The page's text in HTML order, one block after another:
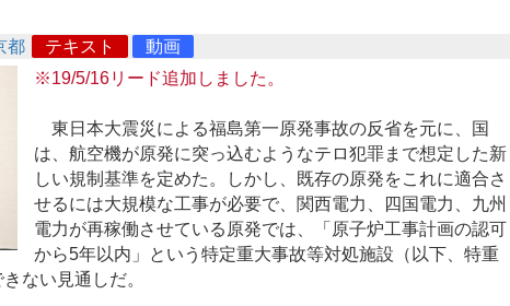
都 テキスト
動画
※19/5/16リード追加しました。
東日本大震災による福島第一原発事故の反省を元に、国
は、航空機が原発に突っ込むようなテロ犯罪まで想定した新
しい規制基準を定めた。しかし、既存の原発をこれに適合さ
せるには大規模な工事が必要で、関西電力、四国電力、九州
電力が再稼働させている原発では、「原子炉工事計画の認可
から5年以内」という特定重大事故等対処施設（以下、特重
ない見通しだ。